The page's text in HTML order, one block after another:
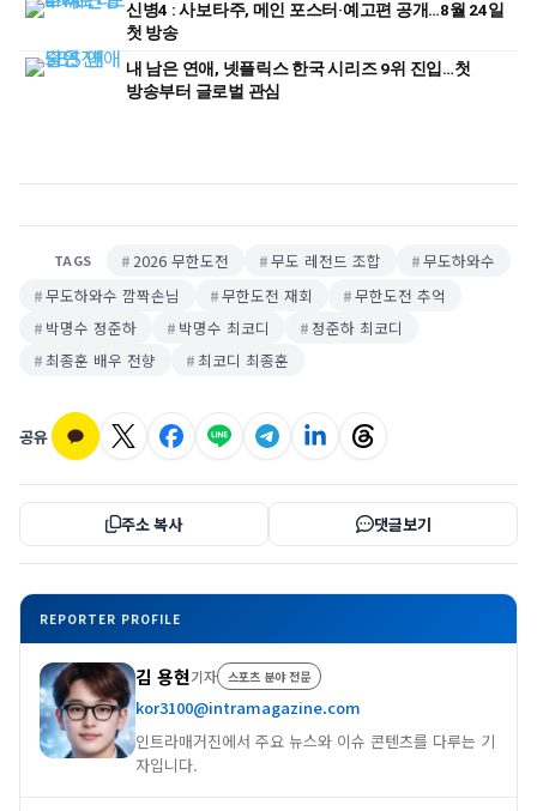
신병4 : 사보타주, 메인 포스터·예고편 공개…8월 24일
첫 방송
내 남은 연애, 넷플릭스 한국 시리즈 9위 진입…첫
방송부터 글로벌 관심
TAGS 2026 무한도전 무도 레전드 조합
무도하와수
무도하와수 깜짝손님
무한도전 재회
무한도전 추억
박명수 정준하
박명수 최코디
정준하 최코디
최종훈 배우 전향
최코디 최종훈
공유
주소 복사 댓글보기
REPORTER PROFILE
김 용현기자 스포츠 분야 전문
kor3100@intramagazine.com
인트라매거진에서 주요 뉴스와 이슈 콘텐츠를 다루는 기
자입니다.